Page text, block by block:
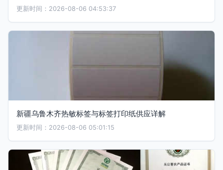
更新时间：2026-08-06 04:53:37
新疆乌鲁木齐热敏标签与标签打印纸供应详解
更新时间：2026-08-06 05:01:15